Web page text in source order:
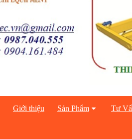
Giới thiệu Sản Phẩm Tư